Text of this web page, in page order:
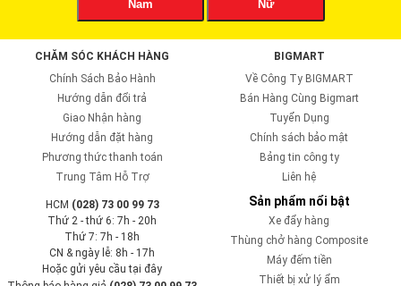
Nam Nữ
CHĂM SÓC KHÁCH HÀNG
Chính Sách Bảo Hành
Hướng dẫn đổi trả
Giao Nhận hàng
Hướng dẫn đặt hàng
Phương thức thanh toán
Trung Tâm Hỗ Trợ
BIGMART
Về Công Ty BIGMART
Bán Hàng Cùng Bigmart
Tuyển Dụng
Chính sách bảo mật
Bảng tin công ty
Liên hệ
HCM (028) 73 00 99 73
Thứ 2 - thứ 6: 7h - 20h
Thứ 7: 7h - 18h
CN & ngày lễ: 8h - 17h
Hoặc gửi yêu cầu tại đây
Sản phẩm nổi bật
Xe đẩy hàng
Thùng chở hàng Composite
Máy đếm tiền
Thiết bị xử lý ẩm